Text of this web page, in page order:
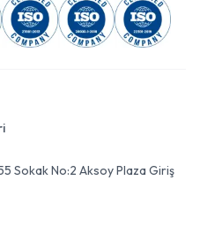
Sokak No:2 Aksoy Plaza Giriş